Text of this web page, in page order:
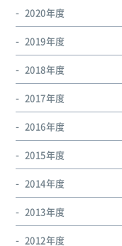
2020年度
2019年度
2018年度
2017年度
2016年度
2015年度
2014年度
2013年度
2012年度